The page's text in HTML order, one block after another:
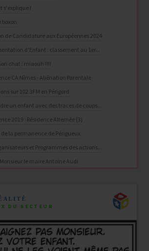
s'explique !
boxon
de Candidature aux Européennes 2024
d'Enfant : classement au 1er...
chat : miaouh !!!!
CA Nîmes - Aliénation Parentale
sur 102.3FM en Périgord
un enfant avec des traces de coups...
2019 : Résidence Alternée (3)
la permanence de Périgueux
et Programmes des actions...
le maire Antoine Audi
DU SECTEUR